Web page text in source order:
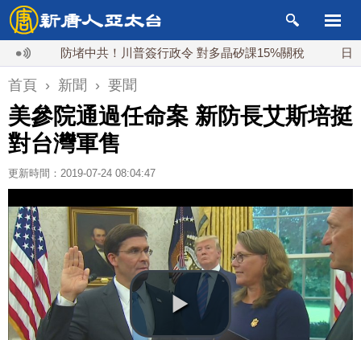
防堵中共！川普簽行政令 對多晶矽課15%關稅 日本氣
首頁 › 新聞 › 要聞
美參院通過任命案 新防長艾斯培挺
對台灣軍售
更新時間：2019-07-24 08:04:47